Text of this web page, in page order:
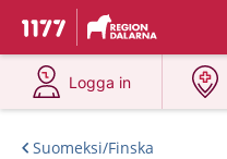
To start page for 1177
Du har valt region
Logga in
at 1177.se
Suomeksi/Finska